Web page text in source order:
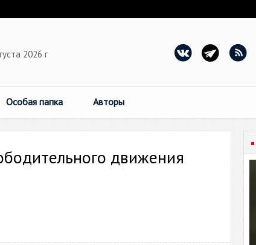
2026 г
Особая папка Авторы
движения